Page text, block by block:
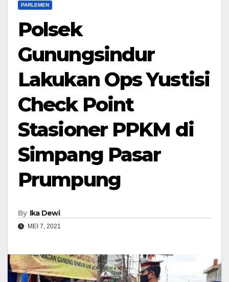
PARLEMEN
Polsek
Gunungsindur
Lakukan Ops Yustisi
Check Point
Stasioner PPKM di
Simpang Pasar
Prumpung
By Ika Dewi
MEI 7, 2021